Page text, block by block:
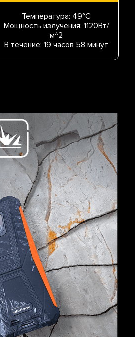
Температура: 49°C
Мощность излучения: 1120Вт/
м^2
В течение: 19 часов 58 минут